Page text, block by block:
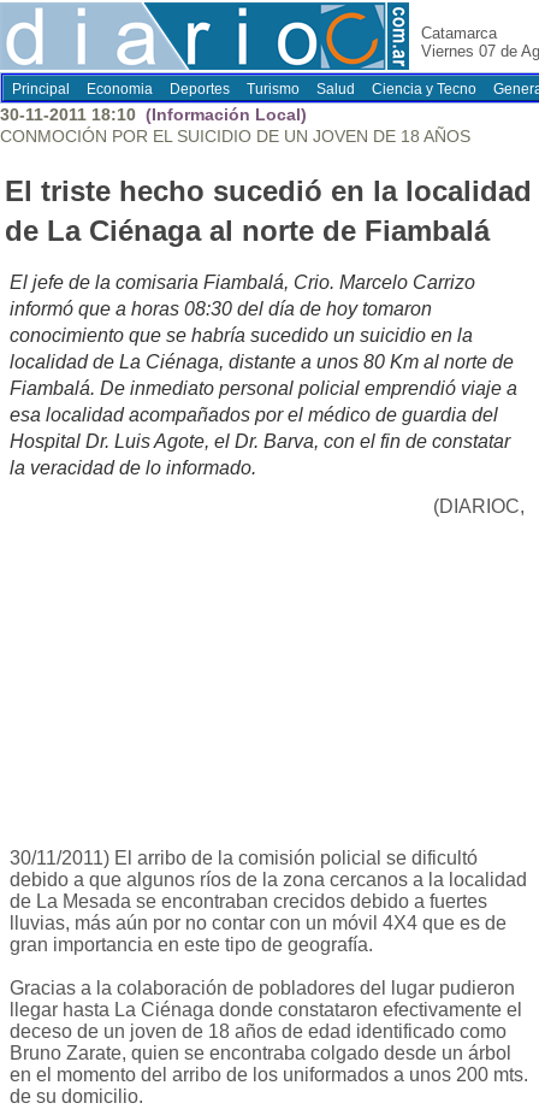
Catamarca
Viernes 07 de
Principal Economia Deportes Turismo Salud Ciencia y Tecno
30-11-2011 18:10 (Información Local)
CONMOCIÓN POR EL SUICIDIO DE UN JOVEN DE 18 AÑOS
El triste hecho sucedió en la localidad
de La Ciénaga al norte de Fiambalá
El jefe de la comisaria Fiambalá, Crio. Marcelo Carrizo
informó que a horas 08:30 del día de hoy tomaron
conocimiento que se habría sucedido un suicidio en la
localidad de La Ciénaga, distante a unos 80 Km al norte de
Fiambalá. De inmediato personal policial emprendió viaje a
esa localidad acompañados por el médico de guardia del
Hospital Dr. Luis Agote, el Dr. Barva, con el fin de constatar
la veracidad de lo informado.
(DIARIOC,
30/11/2011) El arribo de la comisión policial se dificultó
debido a que algunos ríos de la zona cercanos a la localidad
de La Mesada se encontraban crecidos debido a fuertes
lluvias, más aún por no contar con un móvil 4X4 que es de
gran importancia en este tipo de geografía.
Gracias a la colaboración de pobladores del lugar pudieron
llegar hasta La Ciénaga donde constataron efectivamente el
deceso de un joven de 18 años de edad identificado como
Bruno Zarate, quien se encontraba colgado desde un árbol
en el momento del arribo de los uniformados a unos 200 mts.
de su domicilio.